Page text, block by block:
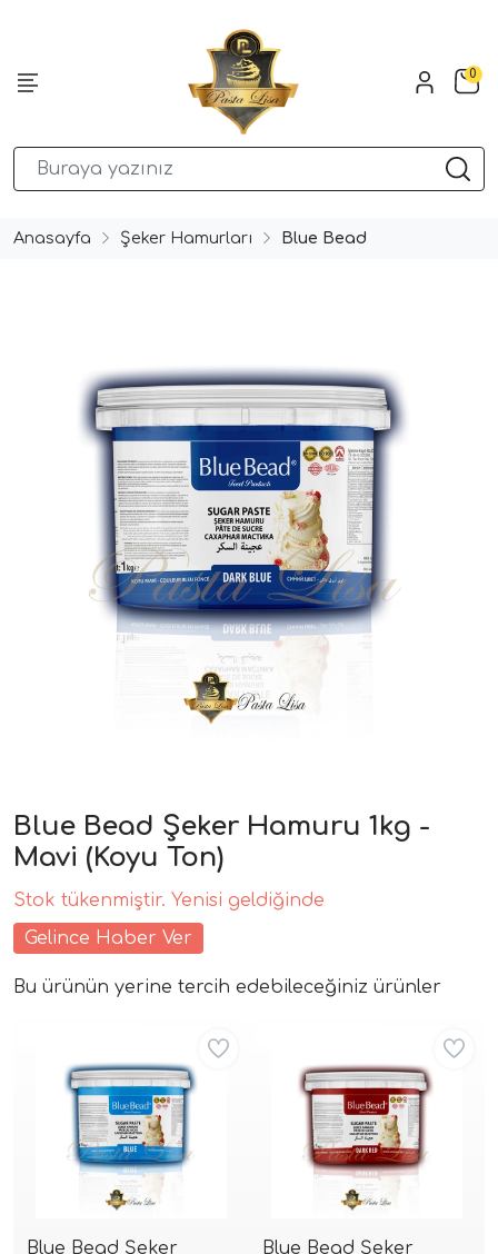
0
Anasayfa Şeker Hamurları Blue Bead
Blue Bead Şeker Hamuru 1kg -
Mavi (Koyu Ton)
Stok tükenmiştir. Yenisi geldiğinde
Gelince Haber Ver
Bu ürünün yerine tercih edebileceğiniz ürünler
Blue Bead Şeker
Blue Bead Şeker